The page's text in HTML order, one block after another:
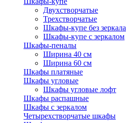
Двухстворчатые
Трехстворчатые
Шкафы-купе без зеркала
Шкафы-купе с зеркалом
Шкафы-пеналы
Ширина 40 см
Ширина 60 см
Шкафы платяные
Шкафы угловые
Шкафы угловые лофт
Шкафы распашные
Шкафы с зеркалом
Четырехстворчатые шкафы